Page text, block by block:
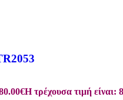
€Η τρέχουσα τιμή είναι: